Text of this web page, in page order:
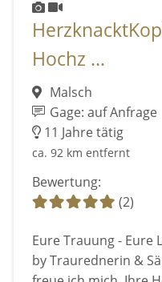
Hochz ...
Malsch
Gage: auf Anfrage
11 Jahre tätig
ca. 92 km entfernt
Bewertung:
(2)
Eure Trauung - Eure
by Traurednerin &